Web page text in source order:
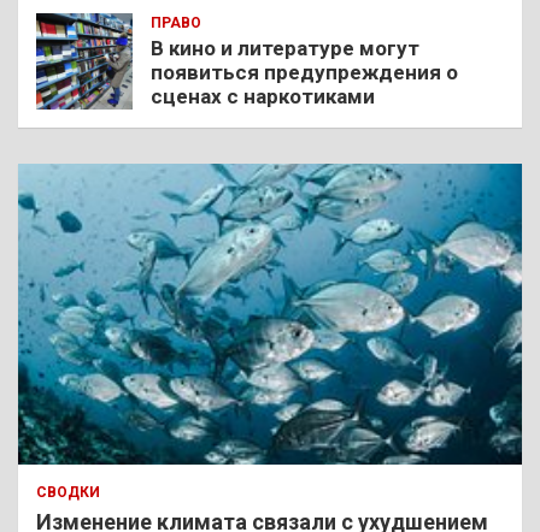
ПРАВО
В кино и литературе могут
появиться предупреждения о
сценах с наркотиками
СВОДКИ
Изменение климата связали с ухудшением